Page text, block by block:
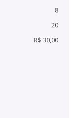
8
20
R$ 30,00